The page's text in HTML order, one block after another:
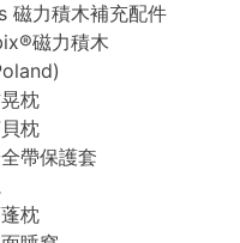
磁力積木補充配件
磁力積木
枕
枕
帶保護套
枕